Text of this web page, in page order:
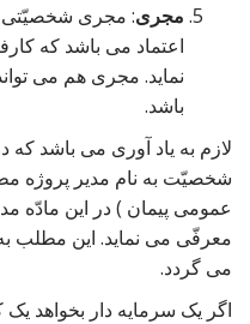
مجری: مجری شخصیّتی
اعتماد می باشد که
نماید. مجری هم می
باشد.
لازم به یاد آوری می باشد
عمومی پیمان ) در این مادّه
معرفّی می نماید. این مطلب
می گردد.
اگر یک سرمایه دار بخواهد یک